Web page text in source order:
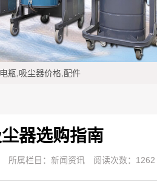
瓶,吸尘器价格,配件
器选购指南
所属栏目： 新闻资讯 阅读次数：1262